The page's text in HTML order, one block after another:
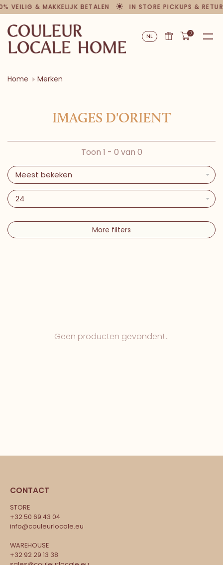
VEILIG & MAKKELIJK BETALEN IN STORE PICKUPS &
NL 0
Home Merken
IMAGES D'ORIENT
Toon 1 - 0 van 0
Meest bekeken
24
More filters
Geen producten gevonden!...
CONTACT
STORE
+32 50 69 43 04
info@couleurlocale.eu
WAREHOUSE
+32 92 29 13 38